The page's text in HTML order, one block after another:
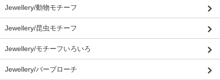
Jewellery/動物モチーフ
Jewellery/昆虫モチーフ
Jewellery/モチーフいろいろ
Jewellery/バーブローチ